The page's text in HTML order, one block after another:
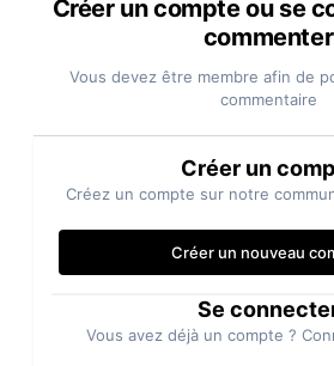
Créer un compte ou se
commenter
Vous devez être membre afin de
commentaire
Créer un
Créez un compte sur notre
Créer un nouveau
Se
Vous avez déjà un compte ?